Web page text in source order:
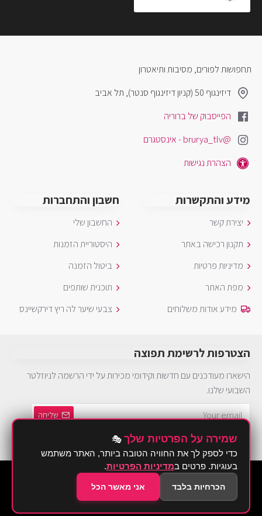
תחפושות לפורים, מסיבות ותיאטרון
דיזינגוף 50 (קניון דיזינגוף סנטר), תל אביב
הפייסבוק של ברוריה
@brurya_tlv - אינסטגרם
הצהרת נגישות
מידע והתקשרות
יצירת קשר
תקנון רכישה באתר
מדיניות פרטיות
מפת האתר
מידע אודות משלוחים
חשבון והתחברות
החשבון שלי
היסטוריית הזמנות
ביטול הזמנה
תוכנית שותפים
צבעי שיער לה ריץ דירקשיינס
הצטרפות לרשימת תפוצה
הישארו מעודכנים עם חדשות וקידומי מכירות על ידי הרשמה לניוזלטר
השבועי שלנו.
שליחה
הינך חייב להסכים למדיניות פרטיות
©2026 Brurya TLV - ברוריה תחפושות
שמירה על הפרטיות שלך 🎭
כדי לספק לך את החוויה הטובה ביותר, האתר משתמש
בעוגיות. פרטים במדיניות הפרטיות.
הכרחיות בלבד אני מאשר הכל